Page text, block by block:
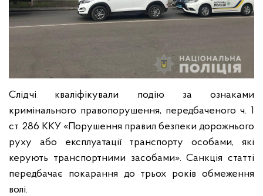
Слідчі кваліфікували подію за ознаками
кримінального правопорушення, передбаченого ч. 1
ст. 286 ККУ «Порушення правил безпеки дорожнього
руху або експлуатації транспорту особами, які
керують транспортними засобами». Санкція статті
передбачає покарання до трьох років обмеження
волі.